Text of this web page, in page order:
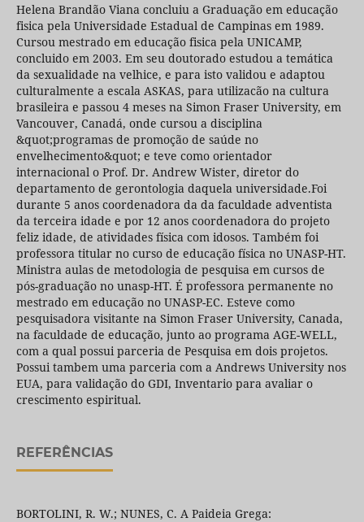
Helena Brandão Viana concluiu a Graduação em educação
fisica pela Universidade Estadual de Campinas em 1989.
Cursou mestrado em educação fisica pela UNICAMP,
concluido em 2003. Em seu doutorado estudou a temática
da sexualidade na velhice, e para isto validou e adaptou
culturalmente a escala ASKAS, para utilizacão na cultura
brasileira e passou 4 meses na Simon Fraser University, em
Vancouver, Canadá, onde cursou a disciplina
&quot;programas de promoção de saúde no
envelhecimento&quot; e teve como orientador
internacional o Prof. Dr. Andrew Wister, diretor do
departamento de gerontologia daquela universidade.Foi
durante 5 anos coordenadora da da faculdade adventista
da terceira idade e por 12 anos coordenadora do projeto
feliz idade, de atividades física com idosos. Também foi
professora titular no curso de educação física no UNASP-HT.
Ministra aulas de metodologia de pesquisa em cursos de
pós-graduação no unasp-HT. É professora permanente no
mestrado em educação no UNASP-EC. Esteve como
pesquisadora visitante na Simon Fraser University, Canada,
na faculdade de educação, junto ao programa AGE-WELL,
com a qual possui parceria de Pesquisa em dois projetos.
Possui tambem uma parceria com a Andrews University nos
EUA, para validação do GDI, Inventario para avaliar o
crescimento espiritual.
REFERÊNCIAS
BORTOLINI, R. W.; NUNES, C. A Paideia Grega: